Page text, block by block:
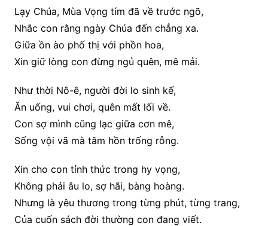
Lạy Chúa, Mùa Vọng tím đã về trước ngõ,
Nhắc con rằng ngày Chúa đến chẳng xa.
Giữa ồn ào phố thị với phồn hoa,
Xin giữ lòng con đừng ngủ quên, mê mải.
Như thời Nô-ê, người đời lo sinh kế,
Ăn uống, vui chơi, quên mất lối về.
Con sợ mình cũng lạc giữa cơn mê,
Sống vội vã mà tâm hồn trống rỗng.
Xin cho con tỉnh thức trong hy vọng,
Không phải âu lo, sợ hãi, bàng hoàng.
Nhưng là yêu thương trong từng phút, từng trang,
Của cuốn sách đời thường con đang viết.